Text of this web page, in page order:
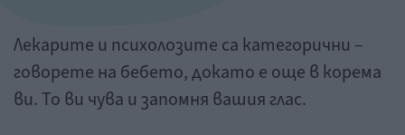
Лекарите и психолозите са категорични –
говорете на бебето, докато е още в корема
ви. То ви чува и запомня вашия глас.